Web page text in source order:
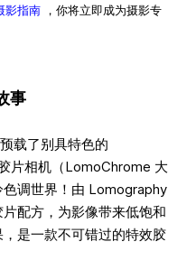
影指南 ，你将立即成为摄影专
事
载了别具特色的
片相机（LomoChrome 大
调世界！由 Lomography
配方，为影像带来低饱和
是一款不可错过的特效胶